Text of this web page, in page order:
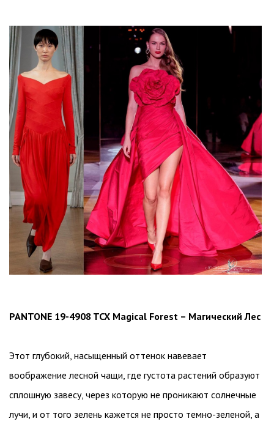
PANTONE 19-4908 TCX Magical Forest – Магический Лес
Этот глубокий, насыщенный оттенок навевает
воображение лесной чащи, где густота растений образуют
сплошную завесу, через которую не проникают солнечные
лучи, и от того зелень кажется не просто темно-зеленой, а